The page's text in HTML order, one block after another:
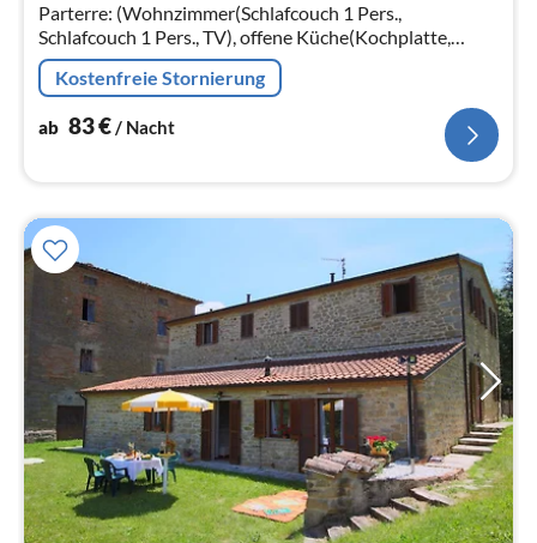
Parterre: (Wohnzimmer(Schlafcouch 1 Pers.,
Schlafcouch 1 Pers., TV), offene Küche(Kochplatte,
Backofen, Kühl-/Gefrierkombination),
Schlafzimmer(Einzelbett, Doppelbett)
Kostenfreie Stornierung
ab 83€/ Nacht